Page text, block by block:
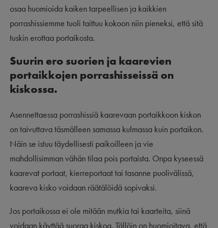
osaa huomioida kaiken tarpeellisen ja kaikkien
porrashissiemme tuoli taittuu kokoon niin pieneksi, että sitä
tuskin erottaa portaikosta.
Suurin ero suorien ja kaarevien
portaikkojen porrashisseissä on
kiskossa.
Asennettaessa porrashissiä kaarevaan portaikkoon kiskon
on taivuttava täsmälleen samassa kulmassa kuin portaikon.
Näin se istuu täydellisesti paikoilleen ja vie
mahdollisimman vähän tilaa pois portaista. Onpa kyseessä
kaarevat portaat, kierreportaat tai tasanne puolivälissä,
kaareva kisko voidaan räätälöidä sopivaksi.
Jos portaikossa ei ole mitään mutkia tai kaarteita, siinä
voidaan käyttää suoraa kiskoa. Tällöin on huomioitava, että